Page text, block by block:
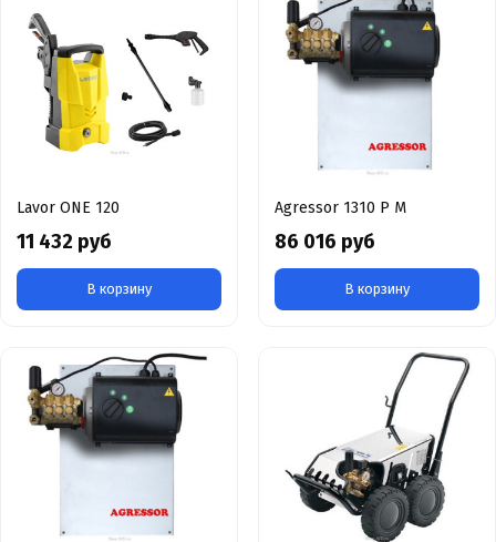
Lavor ONE 120
11 432 руб
В корзину
Agressor 1310 P M
86 016 руб
В корзину